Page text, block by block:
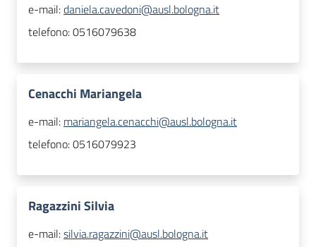
e-mail:daniela.cavedoni@ausl.bologna.it
telefono:0516079638
Cenacchi Mariangela
e-mail: mariangela.cenacchi@ausl.bologna.it
telefono:0516079923
Ragazzini Silvia
e-mail:silvia.ragazzini@ausl.bologna.it